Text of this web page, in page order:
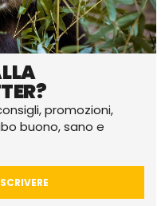
promozioni,
buono, sano e